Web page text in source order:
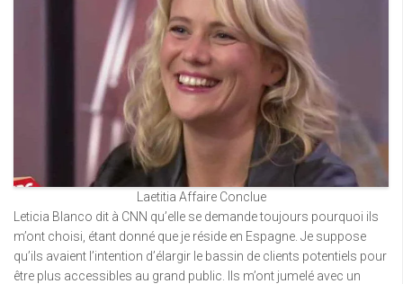
Laetitia Affaire Conclue
Leticia Blanco dit à CNN qu’elle se demande toujours pourquoi ils
m’ont choisi, étant donné que je réside en Espagne. Je suppose
qu’ils avaient l’intention d’élargir le bassin de clients potentiels pour
être plus accessibles au grand public. Ils m’ont jumelé avec un